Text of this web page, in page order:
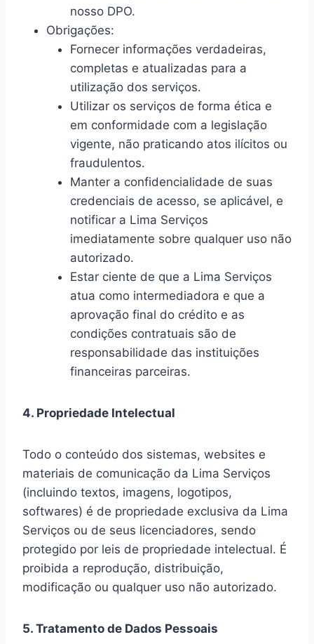
nosso DPO.
Obrigações:
Fornecer informações verdadeiras,
completas e atualizadas para a
utilização dos serviços.
Utilizar os serviços de forma ética e
em conformidade com a legislação
vigente, não praticando atos ilícitos ou
fraudulentos.
Manter a confidencialidade de suas
credenciais de acesso, se aplicável, e
notificar a Lima Serviços
imediatamente sobre qualquer uso não
autorizado.
Estar ciente de que a Lima Serviços
atua como intermediadora e que a
aprovação final do crédito e as
condições contratuais são de
responsabilidade das instituições
financeiras parceiras.
4. Propriedade Intelectual
Todo o conteúdo dos sistemas, websites e
materiais de comunicação da Lima Serviços
(incluindo textos, imagens, logotipos,
softwares) é de propriedade exclusiva da Lima
Serviços ou de seus licenciadores, sendo
protegido por leis de propriedade intelectual. É
proibida a reprodução, distribuição,
modificação ou qualquer uso não autorizado.
5. Tratamento de Dados Pessoais